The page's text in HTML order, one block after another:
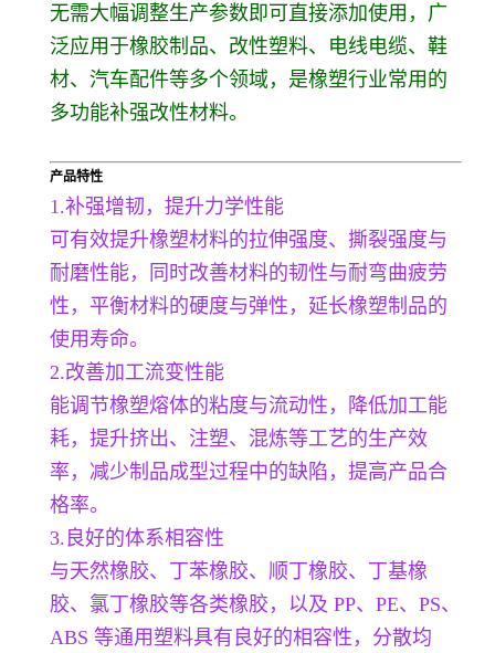
无需大幅调整生产参数即可直接添加使用，广
泛应用于橡胶制品、改性塑料、电线电缆、鞋
材、汽车配件等多个领域，是橡塑行业常用的
多功能补强改性材料。
产品特性
1.补强增韧，提升力学性能
可有效提升橡塑材料的拉伸强度、撕裂强度与
耐磨性能，同时改善材料的韧性与耐弯曲疲劳
性，平衡材料的硬度与弹性，延长橡塑制品的
使用寿命。
2.改善加工流变性能
能调节橡塑熔体的粘度与流动性，降低加工能
耗，提升挤出、注塑、混炼等工艺的生产效
率，减少制品成型过程中的缺陷，提高产品合
格率。
3.良好的体系相容性
与天然橡胶、丁苯橡胶、顺丁橡胶、丁基橡
胶、氯丁橡胶等各类橡胶，以及 PP、PE、PS、
ABS 等通用塑料具有良好的相容性，分散均